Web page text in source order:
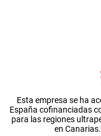
Esta empresa se ha
España cofinanciadas
para las regiones
en